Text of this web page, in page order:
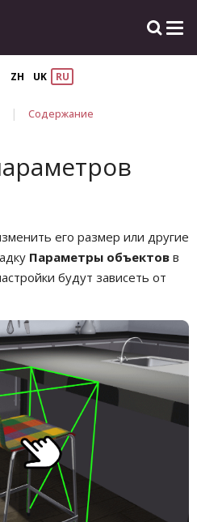
ZH UK RU
| Содержание
его размер или другие
Параметры объектов в
будут зависеть от